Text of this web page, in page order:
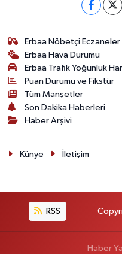
Erbaa Nöbetçi Eczaneler
Erbaa Hava Durumu
Erbaa Trafik Yoğunluk
Puan Durumu ve Fikstür
Tüm Manşetler
Son Dakika Haberleri
Haber Arşivi
Künye İletişim
RSS
Haber